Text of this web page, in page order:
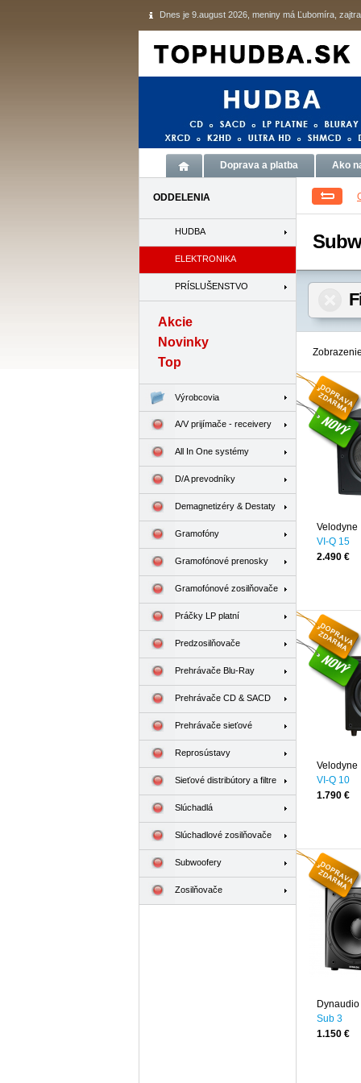
Velodyne
VI-Q 15
2.490 €
Velodyne
VI-Q 10
1.790 €
Dynaudio
Sub 3
1.150 €
ODDELENIA
HUDBA
ELEKTRONIKA
PRÍSLUŠENSTVO
Akcie
Novinky
Top
Výrobcovia
A/V prijímače - receivery
All In One systémy
D/A prevodníky
Demagnetizéry & Destaty
Gramofóny
Gramofónové prenosky
Gramofónové zosilňovače
Práčky LP platní
Predzosilňovače
Prehrávače Blu-Ray
Prehrávače CD & SACD
Prehrávače sieťové
Reprosústavy
Sieťové distribútory a filtre
Slúchadlá
Slúchadlové zosilňovače
Subwoofery
Zosilňovače
Dnes je 9.august 2026, meniny má Ľubomíra,
Doprava a platba Ako